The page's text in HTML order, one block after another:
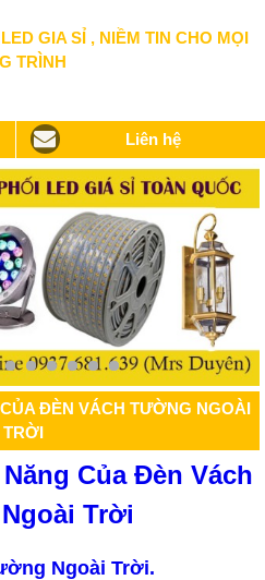
GIA SỈ , NIỀM TIN CHO MỌI
TRÌNH
Liên hệ
ĐÈN VÁCH TƯỜNG NGOÀI
TRỜI
Của Đèn Vách
Trời
Ngoài Trời.